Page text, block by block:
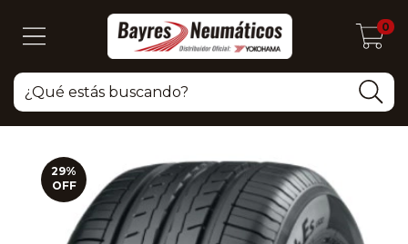
0
29%
OFF